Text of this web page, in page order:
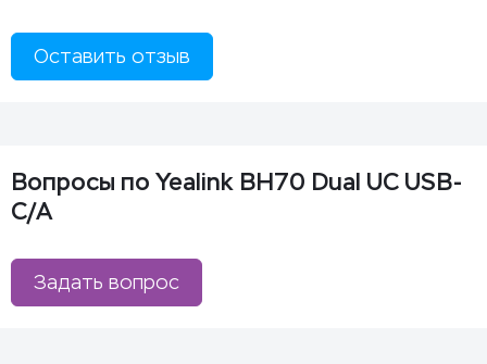
Оставить отзыв
Вопросы по Yealink BH70 Dual UC USB-
C/A
Задать вопрос